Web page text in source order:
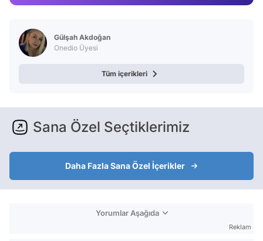
Gülşah Akdoğan
Onedio Üyesi
Tüm içerikleri
Sana Özel Seçtiklerimiz
Daha Fazla Sana Özel İçerikler
Yorumlar Aşağıda
Reklam